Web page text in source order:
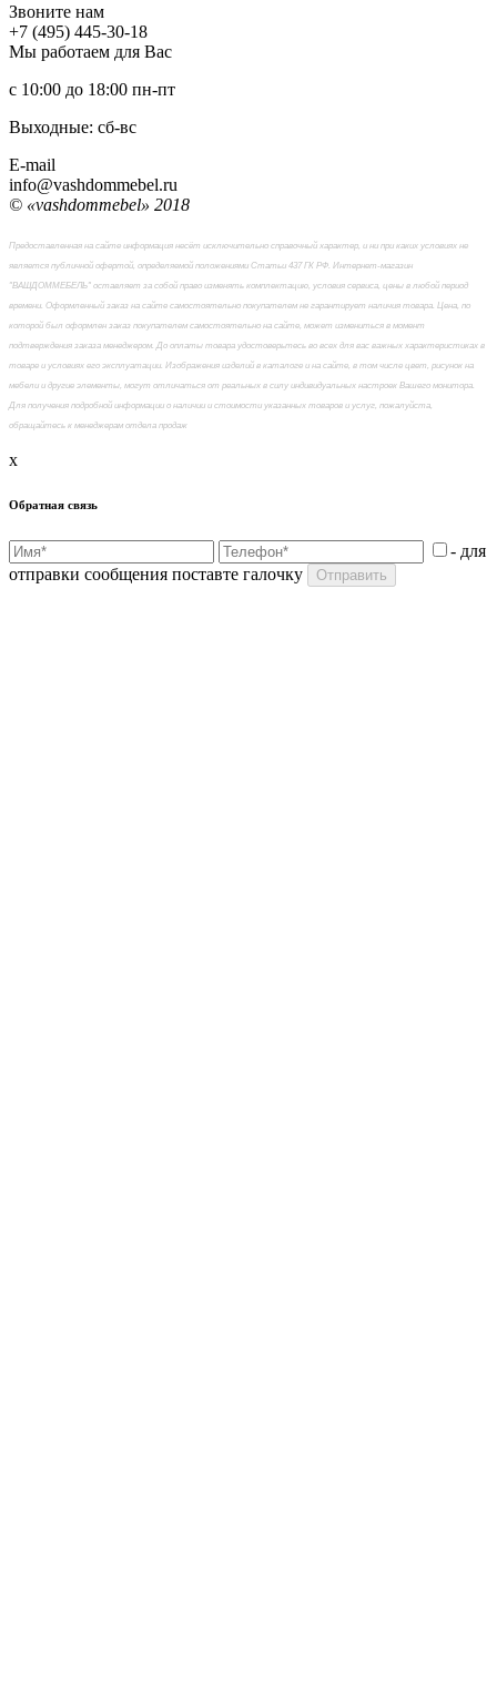
Звоните нам
+7 (495) 445-30-18
Мы работаем для Вас
с 10:00 до 18:00 пн-пт
Выходные: сб-вc
E-mail
info@vashdommebel.ru
© «vashdommebel» 2018
Предоставленная на сайте информация несёт исключительно справочный характер, и ни при каких условиях не
является публичной офертой, определяемой положениями Статьи 437 ГК РФ. Интернет-магазин
"ВАШДОММЕБЕЛЬ" оставляет за собой право изменять комплектацию, условия сервиса, цены в любой период
времени. Оформленный заказ на сайте самостоятельно покупателем не гарантирует наличия товара. Цена, по
которой был оформлен заказ покупателем самостоятельно на сайте, может измениться в момент
подтверждения заказа менеджером. До оплаты товара удостоверьтесь во всех для вас важных характеристиках в
товаре и условиях его эксплуатации. Изображения изделий в каталоге и на сайте, в том числе цвет, рисунок на
мебели и другие элементы, могут отличаться от реальных в силу индивидуальных настроек Вашего монитора.
Для получения подробной информации о наличии и стоимости указанных товаров и услуг, пожалуйста,
обращайтесь к менеджерам отдела продаж
x
Обратная связь
- для
отправки сообщения поставте галочку